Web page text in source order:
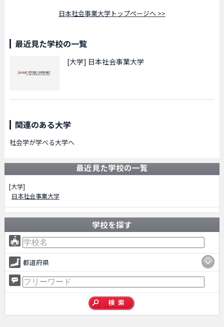
日本社会事業大学トップページへ >>
最近見た学校の一覧
[大学] 日本社会事業大学
関連のある大学
社会学が学べる大学へ
最近見た学校の一覧
[大学]
日本社会事業大学
学校を探す
都道府県